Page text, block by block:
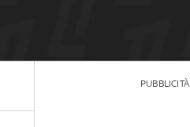
PUBBLICITÀ